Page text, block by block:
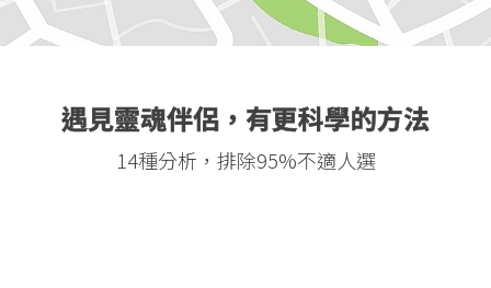
遇見靈魂伴侶，有更科學的方法
14種分析，排除95%不適人選